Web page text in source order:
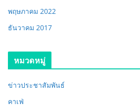
พฤษภาคม 2022
ธันวาคม 2017
หมวดหมู่
ข่าวประชาสัมพันธ์
คาเฟ่